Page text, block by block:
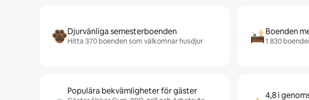
Djurvänliga semesterboenden
Hitta 370 boenden som välkomnar husdjur
Boenden
1 830
Populära bekvämligheter för gäster 4,8 i